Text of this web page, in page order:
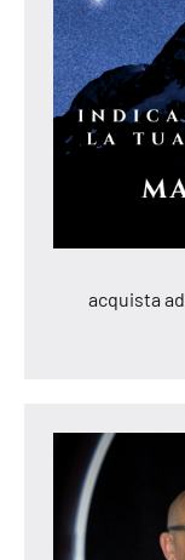
2025
oroscopo
capricorno
2025
oroscopo
oroscopo
matteo
pavesi
oroscopo
acquista